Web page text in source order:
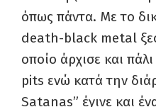
όπως πάντα. Με το
death-black metal
οποίο άρχισε και
pits ενώ κατά την
Satanas” έγινε και